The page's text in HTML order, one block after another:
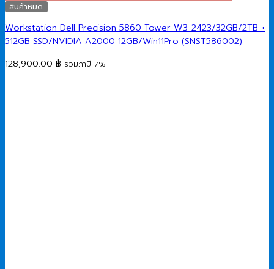
สินค้าหมด
Workstation Dell Precision 5860 Tower W3-2423/32GB/2TB +
512GB SSD/NVIDIA A2000 12GB/Win11Pro (SNST586002)
128,900.00 ฿ รวมภาษี 7%